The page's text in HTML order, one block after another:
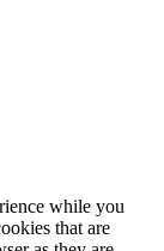
while you
that are